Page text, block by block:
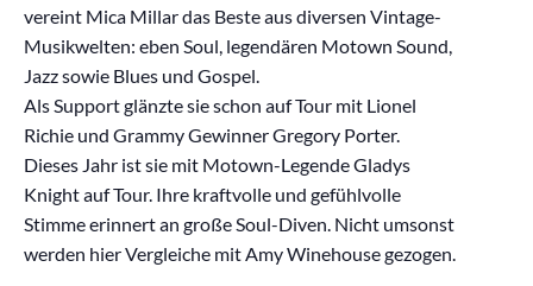
vereint Mica Millar das Beste aus diversen Vintage-
Musikwelten: eben Soul, legendären Motown Sound,
Jazz sowie Blues und Gospel.
Als Support glänzte sie schon auf Tour mit Lionel
Richie und Grammy Gewinner Gregory Porter.
Dieses Jahr ist sie mit Motown-Legende Gladys
Knight auf Tour. Ihre kraftvolle und gefühlvolle
Stimme erinnert an große Soul-Diven. Nicht umsonst
werden hier Vergleiche mit Amy Winehouse gezogen.